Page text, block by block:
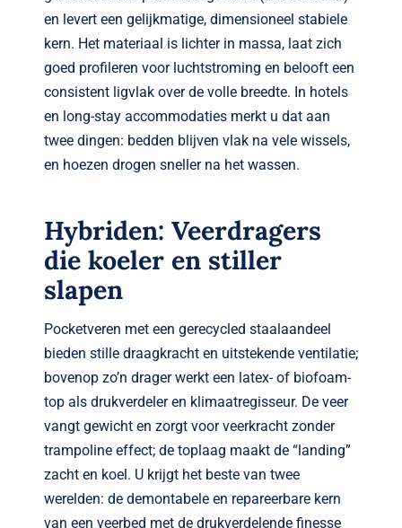
en levert een gelijkmatige, dimensioneel stabiele
kern. Het materiaal is lichter in massa, laat zich
goed profileren voor luchtstroming en belooft een
consistent ligvlak over de volle breedte. In hotels
en long-stay accommodaties merkt u dat aan
twee dingen: bedden blijven vlak na vele wissels,
en hoezen drogen sneller na het wassen.
Hybriden: Veerdragers
die koeler en stiller
slapen
Pocketveren met een gerecycled staalaandeel
bieden stille draagkracht en uitstekende ventilatie;
bovenop zo’n drager werkt een latex- of biofoam-
top als drukverdeler en klimaatregisseur. De veer
vangt gewicht en zorgt voor veerkracht zonder
trampoline effect; de toplaag maakt de “landing”
zacht en koel. U krijgt het beste van twee
werelden: de demontabele en repareerbare kern
van een veerbed met de drukverdelende finesse